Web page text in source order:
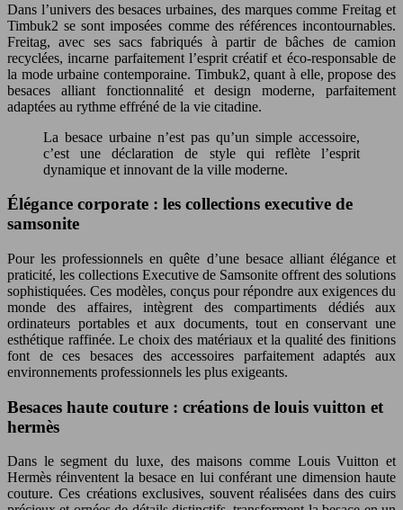
Dans l’univers des besaces urbaines, des marques comme Freitag et
Timbuk2 se sont imposées comme des références incontournables.
Freitag, avec ses sacs fabriqués à partir de bâches de camion
recyclées, incarne parfaitement l’esprit créatif et éco-responsable de
la mode urbaine contemporaine. Timbuk2, quant à elle, propose des
besaces alliant fonctionnalité et design moderne, parfaitement
adaptées au rythme effréné de la vie citadine.
La besace urbaine n’est pas qu’un simple accessoire,
c’est une déclaration de style qui reflète l’esprit
dynamique et innovant de la ville moderne.
Élégance corporate : les collections executive de
samsonite
Pour les professionnels en quête d’une besace alliant élégance et
praticité, les collections Executive de Samsonite offrent des solutions
sophistiquées. Ces modèles, conçus pour répondre aux exigences du
monde des affaires, intègrent des compartiments dédiés aux
ordinateurs portables et aux documents, tout en conservant une
esthétique raffinée. Le choix des matériaux et la qualité des finitions
font de ces besaces des accessoires parfaitement adaptés aux
environnements professionnels les plus exigeants.
Besaces haute couture : créations de louis vuitton et
hermès
Dans le segment du luxe, des maisons comme Louis Vuitton et
Hermès réinventent la besace en lui conférant une dimension haute
couture. Ces créations exclusives, souvent réalisées dans des cuirs